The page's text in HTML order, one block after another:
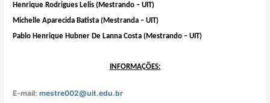
Henrique Rodrigues Lelis (Mestrando – UIT)
Michelle Aparecida Batista (Mestranda – UIT)
Pablo Henrique Hubner De Lanna Costa (Mestrando – UIT)
INFORMAÇÕES:
E-mail:mestre002@uit.edu.br